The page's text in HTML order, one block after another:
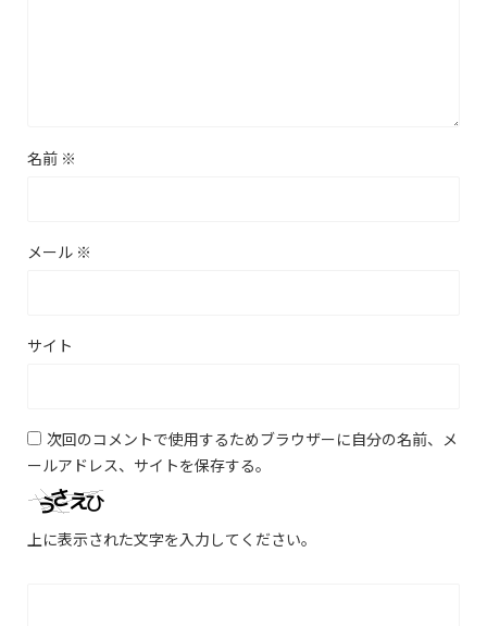
名前 ※
メール ※
サイト
次回のコメントで使用するためブラウザーに自分の名前、メ
ールアドレス、サイトを保存する。
上に表示された文字を入力してください。